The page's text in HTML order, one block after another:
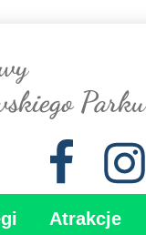
Atrakcje
Parku